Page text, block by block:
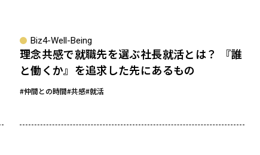
Biz4-Well-Being
理念共感で就職先を選ぶ社長就活とは？ 『誰
と働くか』を追求した先にあるもの
#仲間との時間#共感#就活